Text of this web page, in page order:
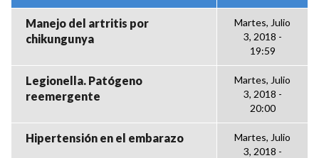
Manejo del artritis por
chikungunya
Martes, Julio
3, 2018 -
19:59
Legionella. Patógeno
reemergente
Martes, Julio
3, 2018 -
20:00
Hipertensión en el embarazo
Martes, Julio
3, 2018 -